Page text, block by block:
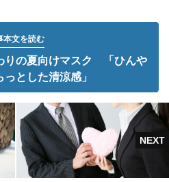
本文を読む
りの夏向けマスク 「ひんや
とした清涼感」